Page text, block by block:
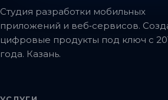
Студия разработки мобильных
приложений и веб‑сервисов.
цифровые продукты под ключ с
года. Казань.